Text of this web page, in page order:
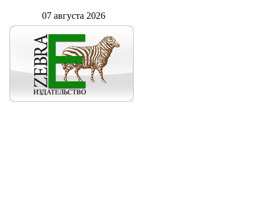
07 августа 2026